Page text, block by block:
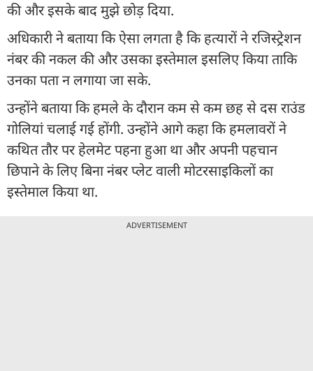
की और इसके बाद मुझे छोड़ दिया.
अधिकारी ने बताया कि ऐसा लगता है कि हत्यारों ने रजिस्ट्रेशन
नंबर की नकल की और उसका इस्तेमाल इसलिए किया ताकि
उनका पता न लगाया जा सके.
उन्होंने बताया कि हमले के दौरान कम से कम छह से दस राउंड
गोलियां चलाई गई होंगी. उन्होंने आगे कहा कि हमलावरों ने
कथित तौर पर हेलमेट पहना हुआ था और अपनी पहचान
छिपाने के लिए बिना नंबर प्लेट वाली मोटरसाइकिलों का
इस्तेमाल किया था.
ADVERTISEMENT